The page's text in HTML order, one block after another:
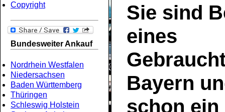
Copyright
Bundesweiter Ankauf
Nordrhein Westfalen
Niedersachsen
Baden Württemberg
Thüringen
Schleswig Holstein
Sie sind
eines
Bayern
schon ein